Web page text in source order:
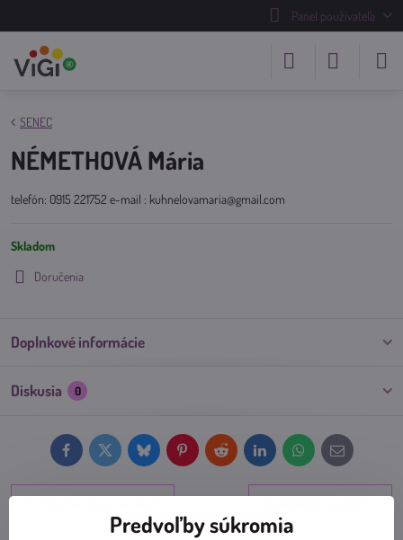
Panel používateľa
SENEC
NÉMETHOVÁ Mária
telefón: 0915 221752 e-mail : kuhnelovamaria@gmail.com
Skladom
Doručenia
Doplnkové informácie
Diskusia 0
FacebookTwitter BlueskyPinterestReddit LinkedInWhatsApp
E-
mail
Predvoľby súkromia